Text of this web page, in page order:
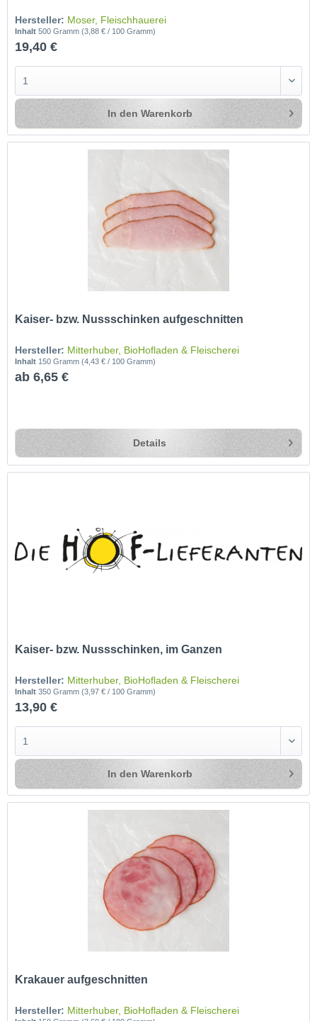
Hersteller: Moser, Fleischhauerei
Inhalt500 Gramm(3,88 € / 100 Gramm)
19,40 €
In den Warenkorb
Kaiser- bzw. Nussschinken aufgeschnitten
Hersteller: Mitterhuber, BioHofladen & Fleischerei
Inhalt 150 Gramm(4,43 € / 100 Gramm)
ab 6,65 €
Details
Kaiser- bzw. Nussschinken, im Ganzen
Hersteller: Mitterhuber, BioHofladen & Fleischerei
Inhalt350 Gramm(3,97 € / 100 Gramm)
13,90 €
In den Warenkorb
Krakauer aufgeschnitten
Hersteller: Mitterhuber, BioHofladen & Fleischerei